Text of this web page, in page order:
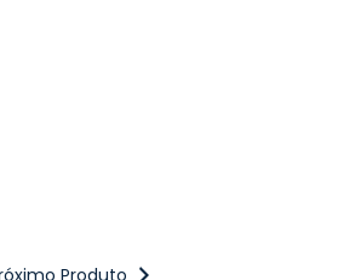
Produto